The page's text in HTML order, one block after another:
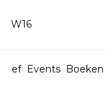
W16
Events Boeken